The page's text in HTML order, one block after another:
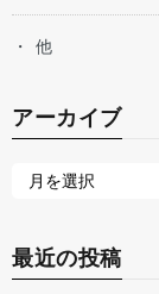
他
アーカイブ
最近の投稿